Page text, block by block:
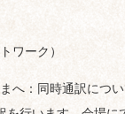
ワーク）
へ：同時通訳につい